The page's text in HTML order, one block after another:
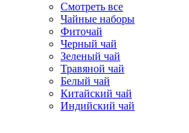
Смотреть все
Чайные наборы
Фиточай
Черный чай
Зеленый чай
Травяной чай
Белый чай
Китайский чай
Индийский чай